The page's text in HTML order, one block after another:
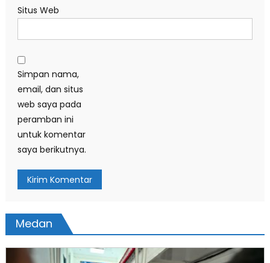
Situs Web
Simpan nama,
email, dan situs
web saya pada
peramban ini
untuk komentar
saya berikutnya.
Medan